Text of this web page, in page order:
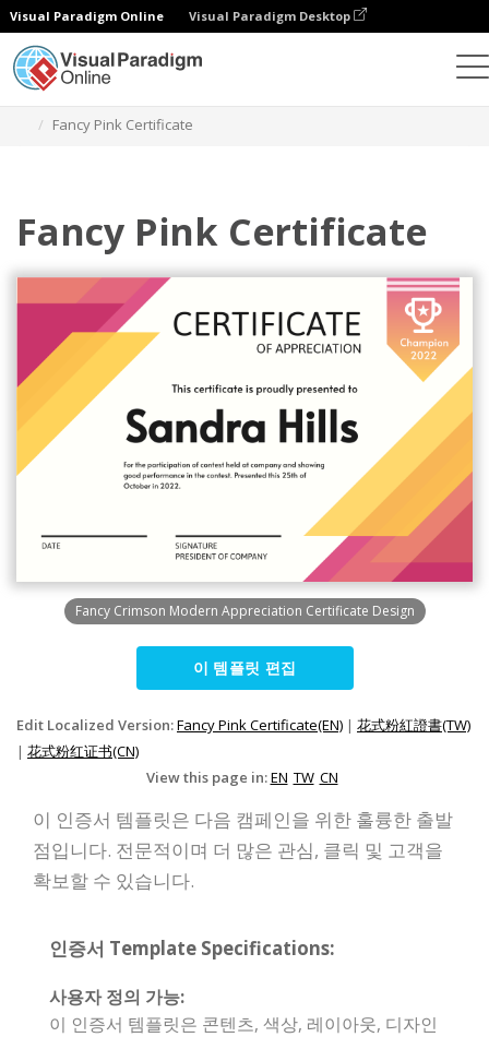
Visual Paradigm Online Visual Paradigm Desktop
Fancy Pink Certificate
Fancy Pink Certificate
Fancy Crimson Modern Appreciation Certificate Design
이 템플릿 편집
Edit Localized Version:Fancy Pink Certificate(EN) | 花式粉紅證書(TW)
| 花式粉红证书(CN)
View this page in:EN TW CN
이 인증서 템플릿은 다음 캠페인을 위한 훌륭한 출발
점입니다. 전문적이며 더 많은 관심, 클릭 및 고객을
확보할 수 있습니다.
인증서 Template Specifications:
사용자 정의 가능:
이 인증서 템플릿은 콘텐츠, 색상, 레이아웃, 디자인